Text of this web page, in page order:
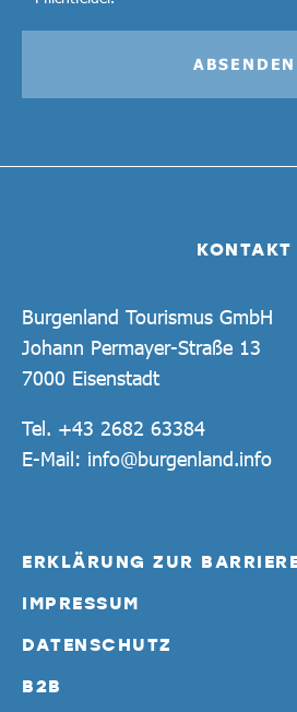
KONTAKT
Burgenland Tourismus GmbH
Johann Permayer-Straße 13
7000 Eisenstadt
Tel. +43 2682 63384
E-Mail: info@burgenland.info
ERKLÄRUNG ZUR
IMPRESSUM
DATENSCHUTZ
B2B
ABSENDEN